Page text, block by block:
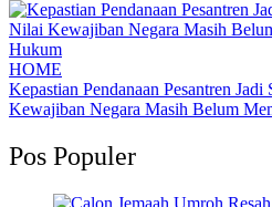
HOME
Kepastian Pendanaan Pesantren
Kewajiban Negara Masih Belum
Pos Populer